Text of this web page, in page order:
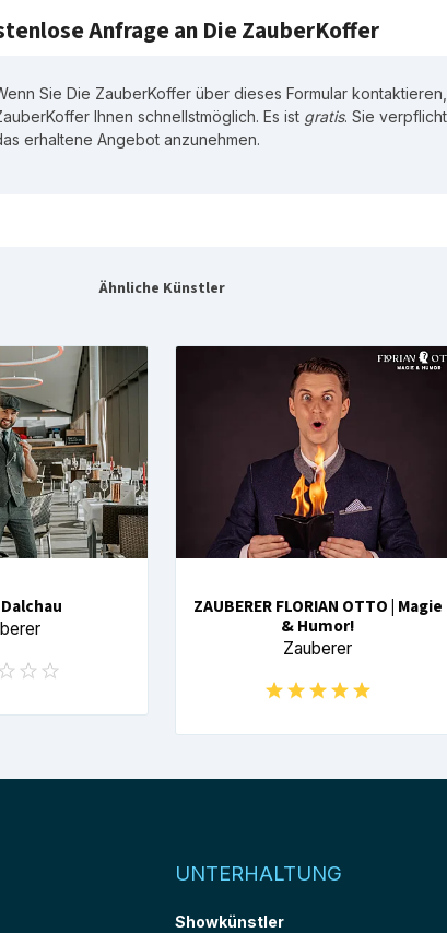
Anfrage an Die ZauberKoffer
Sie Die ZauberKoffer über dieses Formular
Ihnen schnellstmöglich. Es ist gratis. Sie
erhaltene Angebot anzunehmen.
Ähnliche Künstler
ZAUBERER FLORIAN OTTO | Magie
& Humor!
Zauberer
UNTERHALTUNG
Showkünstler